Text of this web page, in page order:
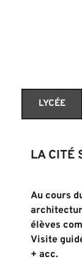
LYCÉE
LA CITÉ
Au cours
élèves
Visite
+ acc.